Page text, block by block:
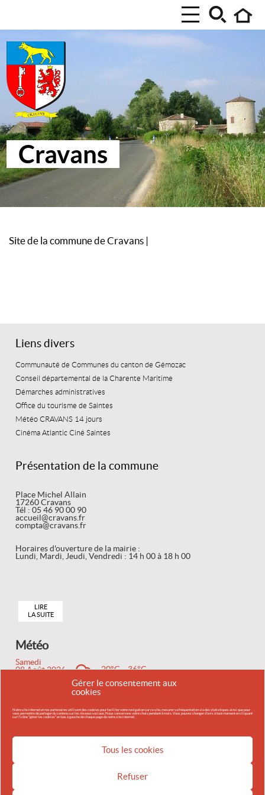
Gérer le consentement aux
cookies
Notre site internet et nos partenaires utilisent des cookies pour faciliter votre navigation sur ce site, mesurer sa fréquentation via des statistiques ainsi que pour
vous permettre de partager du contenu sur les réseaux sociaux. Nous conservons votre choix pendant 6 mois. Vous pouvez changer d'avis à tout moment en cliquant
sur l'icône "gérer les cookies" en bas à gauche de chaque page de notre site internet.
Tous les cookies
Refuser
Cravans
Site de la commune de Cravans
Liens divers
Communauté de Communes du canton de Gémozac
Conseil départemental de la Charente Maritime
Démarches administratives
Office du tourisme de Saintes
Météo CRAVANS 14 jours
Cinéma Atlantic Ciné Saintes
Présentation de la commune
Place Michel Allain
17260 Cravans
Tél : 05 46 90 00 90
accueil@cravans.fr
compta@cravans.fr
Horaires d'ouverture de la mairie :
Lundi, Mardi, Jeudi, Vendredi : 14 h 00 à 18 h 00
LIRE
LA SUITE
Météo
Samedi
08 Août 2026
20°C 36°C
Lundi
CONTACT